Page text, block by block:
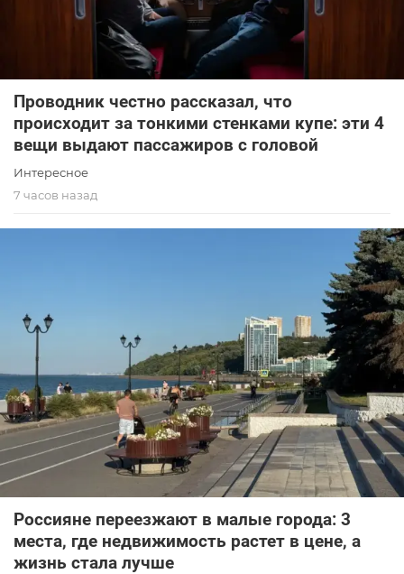
Проводник честно рассказал, что
происходит за тонкими стенками купе: эти 4
вещи выдают пассажиров с головой
Интересное
7 часов назад
Россияне переезжают в малые города: 3
места, где недвижимость растет в цене, а
жизнь стала лучше